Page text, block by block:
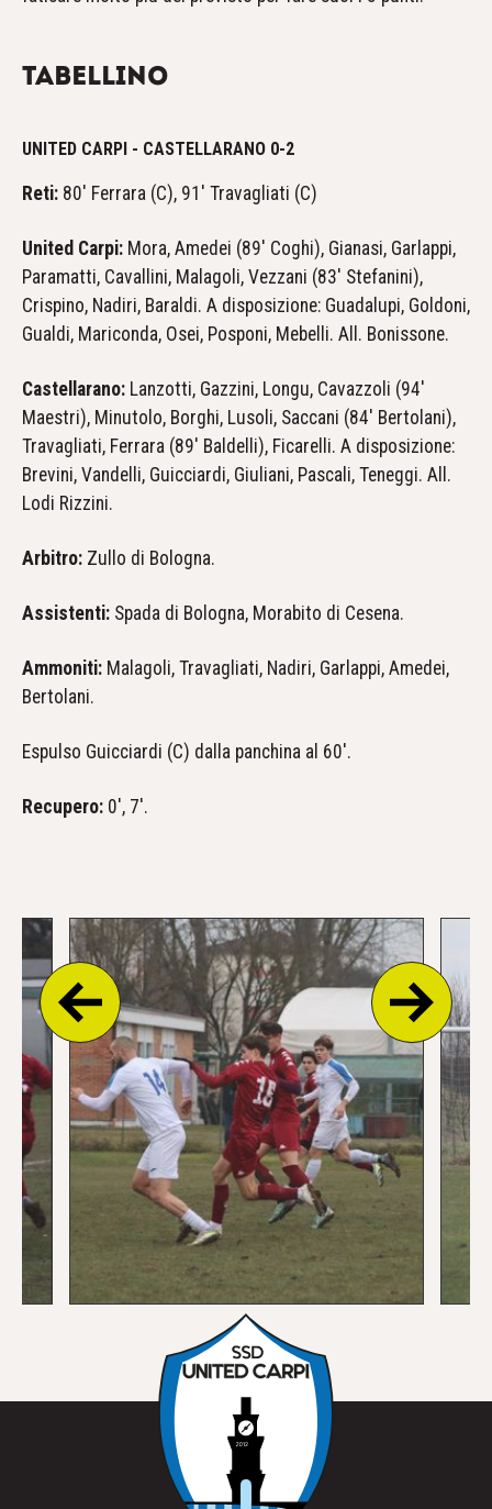
TABELLINO
UNITED CARPI - CASTELLARANO 0-2
Reti: 80' Ferrara (C), 91' Travagliati (C)
United Carpi: Mora, Amedei (89' Coghi), Gianasi, Garlappi,
Paramatti, Cavallini, Malagoli, Vezzani (83' Stefanini),
Crispino, Nadiri, Baraldi. A disposizione: Guadalupi, Goldoni,
Gualdi, Mariconda, Osei, Posponi, Mebelli. All. Bonissone.
Castellarano: Lanzotti, Gazzini, Longu, Cavazzoli (94'
Maestri), Minutolo, Borghi, Lusoli, Saccani (84' Bertolani),
Travagliati, Ferrara (89' Baldelli), Ficarelli. A disposizione:
Brevini, Vandelli, Guicciardi, Giuliani, Pascali, Teneggi. All.
Lodi Rizzini.
Arbitro: Zullo di Bologna.
Assistenti: Spada di Bologna, Morabito di Cesena.
Ammoniti: Malagoli, Travagliati, Nadiri, Garlappi, Amedei,
Bertolani.
Espulso Guicciardi (C) dalla panchina al 60'.
Recupero: 0', 7'.